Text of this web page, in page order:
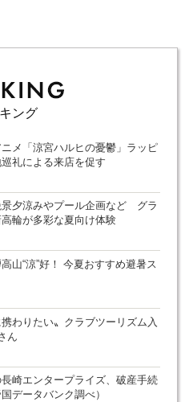
ング
メ「涼宮ハルヒの憂鬱」ラッピ
礼による来店を促す
夕涼みやプール企画など グラ
輪が多彩な夏向け体験
山“涼”好！ 今夏おすすめ避暑ス
携わりたい〟クラブツーリズム入
ん
長崎エンタープライズ、破産手続
データバンク調べ）